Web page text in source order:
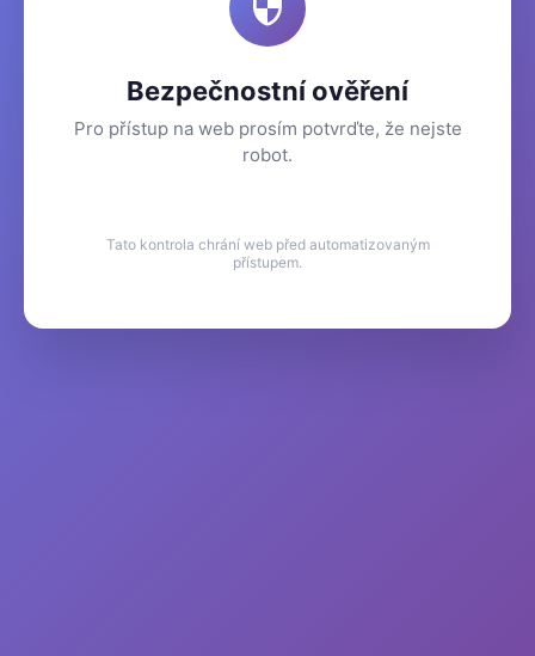
Bezpečnostní ověření
Pro přístup na web prosím potvrďte, že nejste
robot.
Tato kontrola chrání web před automatizovaným
přístupem.